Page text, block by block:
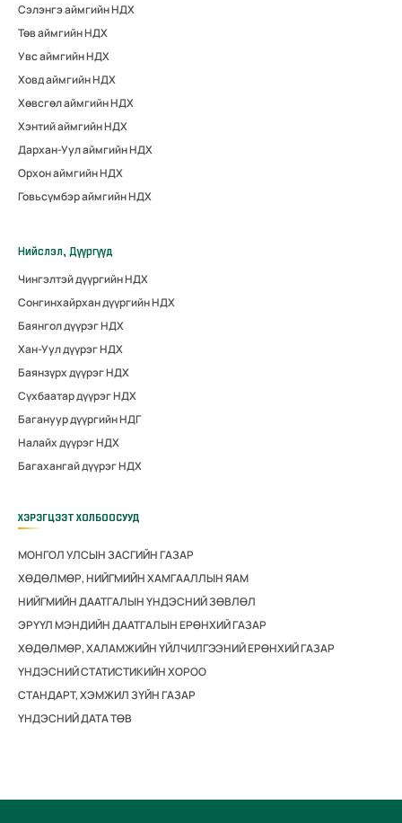
Сэлэнгэ аймгийн НДХ
Төв аймгийн НДХ
Увс аймгийн НДХ
Ховд аймгийн НДХ
Хөвсгөл аймгийн НДХ
Хэнтий аймгийн НДХ
Дархан-Уул аймгийн НДХ
Орхон аймгийн НДХ
Говьсүмбэр аймгийн НДХ
Нийслэл, Дүүргүүд
Чингэлтэй дүүргийн НДХ
Сонгинхайрхан дүүргийн НДХ
Баянгол дүүрэг НДХ
Хан-Уул дүүрэг НДХ
Баянзүрх дүүрэг НДХ
Сүхбаатар дүүрэг НДХ
Багануур дүүргийн НДГ
Налайх дүүрэг НДХ
Багахангай дүүрэг НДХ
ХЭРЭГЦЭЭТ ХОЛБООСУУД
МОНГОЛ УЛСЫН ЗАСГИЙН ГАЗАР
ХӨДӨЛМӨР, НИЙГМИЙН ХАМГААЛЛЫН ЯАМ
НИЙГМИЙН ДААТГАЛЫН ҮНДЭСНИЙ ЗӨВЛӨЛ
ЭРҮҮЛ МЭНДИЙН ДААТГАЛЫН ЕРӨНХИЙ ГАЗАР
ХӨДӨЛМӨР, ХАЛАМЖИЙН ҮЙЛЧИЛГЭЭНИЙ ЕРӨНХИЙ ГАЗАР
ҮНДЭСНИЙ СТАТИСТИКИЙН ХОРОО
СТАНДАРТ, ХЭМЖИЛ ЗҮЙН ГАЗАР
ҮНДЭСНИЙ ДАТА ТӨВ